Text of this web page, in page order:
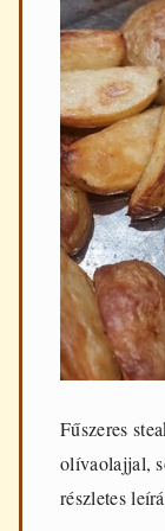
Fűszeres
olívaolajjal,
részletes